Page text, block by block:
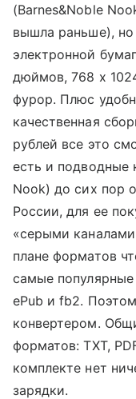
(Barnes&Noble
вышла раньше), но
электронной
дюймов, 768 х
фурор. Плюс
качественная
рублей все это
есть и подводные
Nook) до сих пор
России, для ее
«серыми
плане форматов
самые
ePub и fb2.
конвертером.
форматов: TXT,
комплекте нет
зарядки.